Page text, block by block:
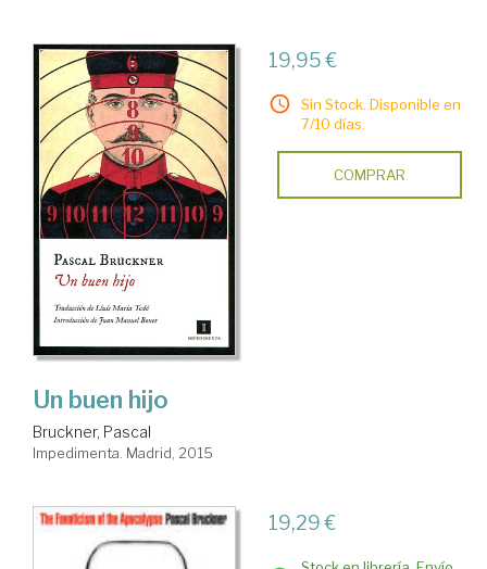
19,95 €
Sin Stock. Disponible en
7/10 días.
COMPRAR
Un buen hijo
Bruckner, Pascal
Impedimenta. Madrid, 2015
19,29 €